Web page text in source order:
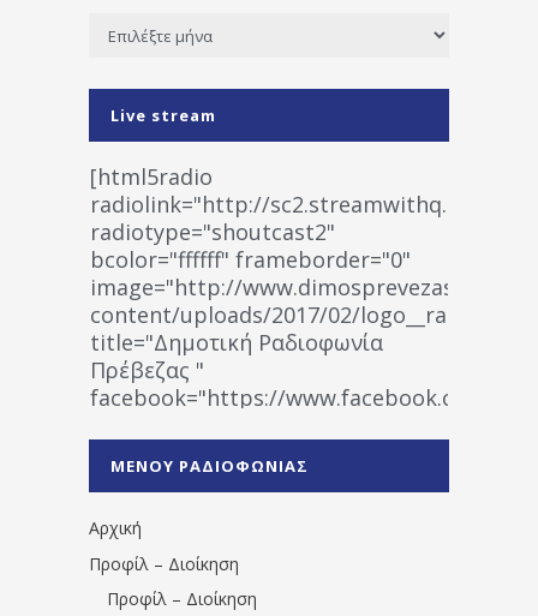
Ιστορικό
Live stream
[html5radio
radiolink="http://
radiotype="shoutcast2"
bcolor="ffffff" frameborder="0"
image="http://www.dimosprevezas.gr/wp-
content/uploads/2017/02/
title="Δημοτική Ραδιοφωνία
Πρέβεζας "
facebook="https://www.facebook.com/
1531194763766854/" artist="" ]
ΜΕΝΟΥ ΡΑΔΙΟΦΩΝΙΑΣ
Αρχική
Προφίλ – Διοίκηση
Προφίλ – Διοίκηση